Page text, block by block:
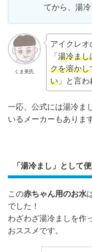
てから、湯
くま美氏
アイクレオ
「 湯冷まし
クを溶かし
い」と言わ
一応、公式には湯冷ま
いるメーカーもありま
「湯冷まし」として
この赤ちゃん用のお水
でした！
わざわざ湯冷ましを作
おススメです。